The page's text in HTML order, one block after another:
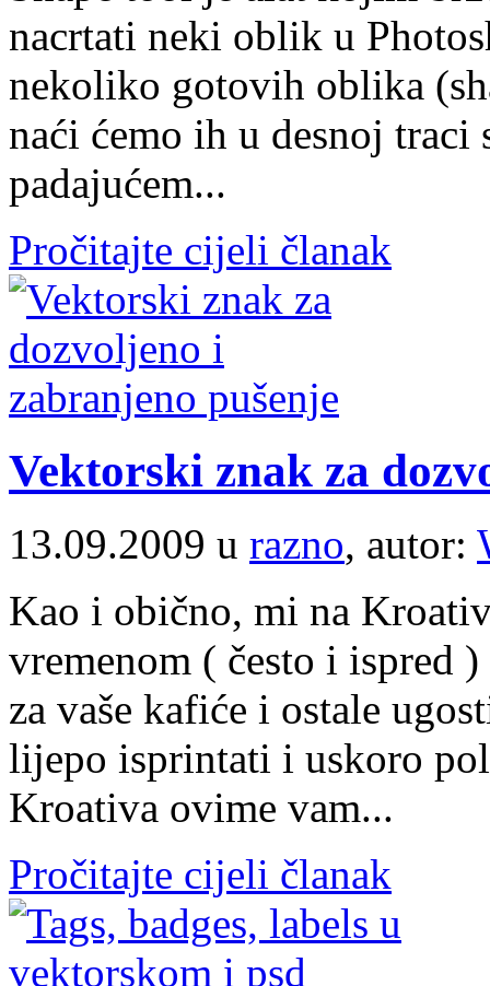
nacrtati neki oblik u
nekoliko gotovih oblika
naći ćemo ih u desnoj traci
padajućem...
Pročitajte cijeli članak
Vektorski znak za
13.09.2009 u razno, autor:
Kao i obično, mi na
vremenom ( često i ispred
za vaše kafiće i ostale
lijepo isprintati i uskoro
Kroativa ovime vam...
Pročitajte cijeli članak